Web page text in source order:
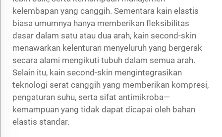
kelembapan yang canggih. Sementara kain elastis
biasa umumnya hanya memberikan fleksibilitas
dasar dalam satu atau dua arah, kain second-skin
menawarkan kelenturan menyeluruh yang bergerak
secara alami mengikuti tubuh dalam semua arah.
Selain itu, kain second-skin mengintegrasikan
teknologi serat canggih yang memberikan kompresi,
pengaturan suhu, serta sifat antimikroba—
kemampuan yang tidak dapat dicapai oleh bahan
elastis standar.